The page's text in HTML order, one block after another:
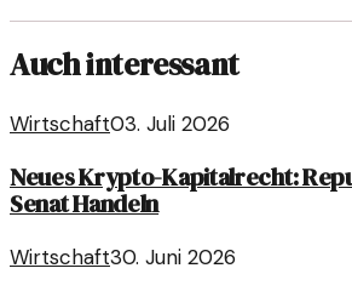
Auch interessant
Wirtschaft03. Juli 2026
Neues Krypto-Kapitalrecht:
Senat Handeln
Wirtschaft30. Juni 2026